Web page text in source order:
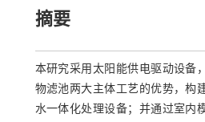
摘要
本研究采用太阳能供电驱动设备
物滤池两大主体工艺的优势，构
水一体化处理设备；并通过室内